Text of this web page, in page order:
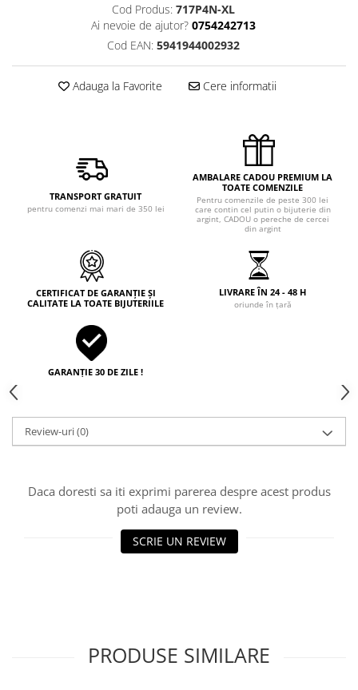
Cod Produs: 717P4N-XL
Ai nevoie de ajutor? 0754242713
Cod EAN: 5941944002932
Adauga la Favorite Cere informatii
TRANSPORT GRATUIT
pentru comenzi mai mari de 350 lei
AMBALARE CADOU PREMIUM LA
TOATE COMENZILE
Pentru comenzile de peste 300 lei
care contin cel putin o bijuterie din
argint, CADOU o pereche de cercei
din argint
CERTIFICAT DE GARANȚIE ȘI
CALITATE LA TOATE BIJUTERIILE
LIVRARE ÎN 24 - 48 H
oriunde în țară
GARANȚIE 30 DE ZILE !
Review-uri(0)
Daca doresti sa iti exprimi parerea despre acest produs
poti adauga un review.
SCRIE UN REVIEW
PRODUSE SIMILARE